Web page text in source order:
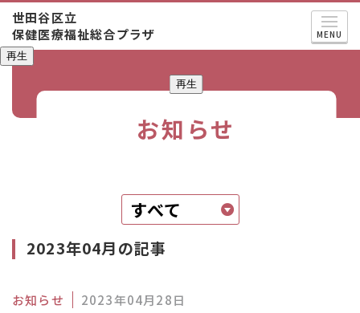
世田谷区立
保健医療福祉総合プラザ
MENU
再生
再生
お知らせ
2023年04月の記事
お知らせ 2023年04月28日